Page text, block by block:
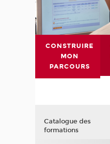
CONSTRUIRE
MON
PARCOURS
Catalogue des
formations